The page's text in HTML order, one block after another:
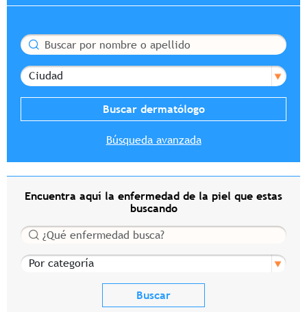
Buscar
Ciudad
Búsqueda avanzada
Encuentra aquí la enfermedad de la piel que estas
buscando
Buscar
Por categoría